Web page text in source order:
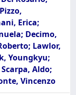
Erica;
Decimo,
Lawlor,
Youngkyu;
Aldo;
Vincenzo